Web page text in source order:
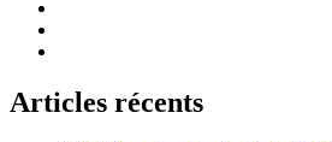
Articles récents